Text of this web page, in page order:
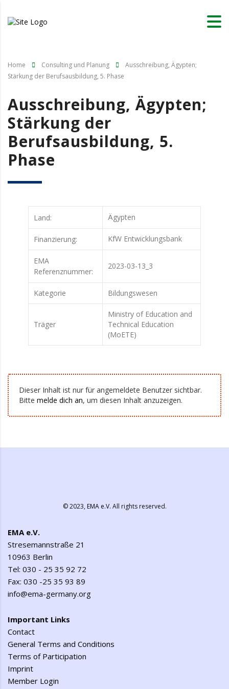
Home Consulting und Planung
Ausschreibung, Ägypten;
Stärkung der Berufsausbildung, 5. Phase
Ausschreibung, Ägypten;
Stärkung der
Berufsausbildung, 5.
Phase
Land: Ägypten
Finanzierung: KfW Entwicklungsbank
EMA
Referenznummer:
2023-03-13_3
Kategorie Bildungswesen
Träger
Ministry of Education and
Technical Education
(MoETE)
Dieser Inhalt ist nur für angemeldete Benutzer sichtbar.
Bitte melde dich an, um diesen Inhalt anzuzeigen.
© 2023,EMA e.V. All rights reserved.
EMA e.V.
Stresemannstraße 21
10963 Berlin
Tel: 030 - 25 35 92 72
Fax: 030 -25 35 93 89
info@ema-germany.org
Important Links
Contact
General Terms and Conditions
Terms of Participation
Imprint
Member Login